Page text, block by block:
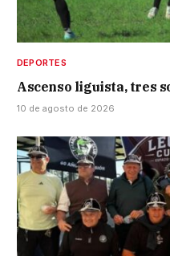
DEPORTES
Ascenso liguista, tres
10 de agosto de 2026